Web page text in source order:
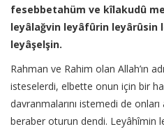
fesebbetahüm ve kîlakudû
leyâlağvin leyâfûrin leyârûsin
leyâşelşin.
Rahman ve Rahim olan Allah’ın
isteselerdi, elbette onun için bir
davranmalarını istemedi de
beraber oturun dendi. Leyâhîmin